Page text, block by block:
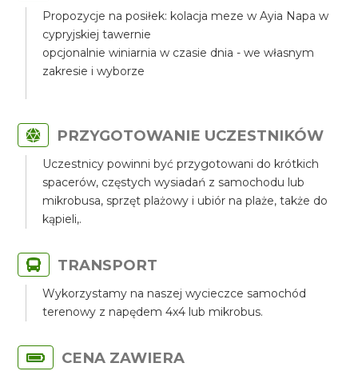
Propozycje na posiłek: kolacja meze w Ayia Napa w
cypryjskiej tawernie
opcjonalnie winiarnia w czasie dnia - we własnym
zakresie i wyborze
PRZYGOTOWANIE UCZESTNIKÓW
Uczestnicy powinni być przygotowani do krótkich
spacerów, częstych wysiadań z samochodu lub
mikrobusa, sprzęt plażowy i ubiór na plaże, także do
kąpieli,.
TRANSPORT
Wykorzystamy na naszej wycieczce samochód
terenowy z napędem 4x4 lub mikrobus.
CENA ZAWIERA